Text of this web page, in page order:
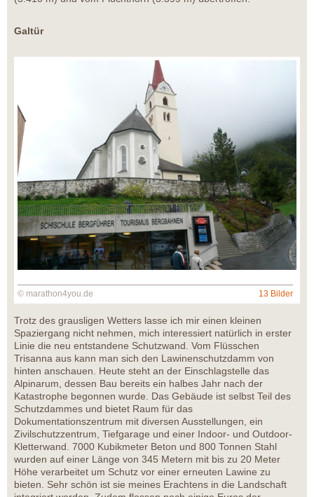
Galtür
© marathon4you.de 13 Bilder
Trotz des grausligen Wetters lasse ich mir einen kleinen
Spaziergang nicht nehmen, mich interessiert natürlich in erster
Linie die neu entstandene Schutzwand. Vom Flüsschen
Trisanna aus kann man sich den Lawinenschutzdamm von
hinten anschauen. Heute steht an der Einschlagstelle das
Alpinarum, dessen Bau bereits ein halbes Jahr nach der
Katastrophe begonnen wurde. Das Gebäude ist selbst Teil des
Schutzdammes und bietet Raum für das
Dokumentationszentrum mit diversen Ausstellungen, ein
Zivilschutzzentrum, Tiefgarage und einer Indoor- und Outdoor-
Kletterwand. 7000 Kubikmeter Beton und 800 Tonnen Stahl
wurden auf einer Länge von 345 Metern mit bis zu 20 Meter
Höhe verarbeitet um Schutz vor einer erneuten Lawine zu
bieten. Sehr schön ist sie meines Erachtens in die Landschaft